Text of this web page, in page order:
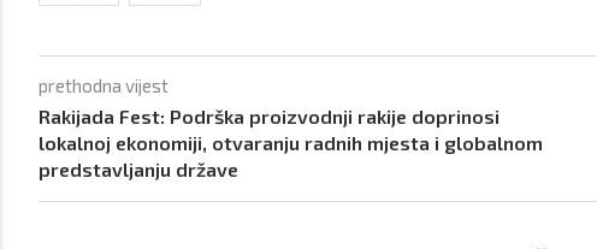
prethodna vijest
Rakijada Fest: Podrška proizvodnji rakije doprinosi
lokalnoj ekonomiji, otvaranju radnih mjesta i globalnom
predstavljanju države